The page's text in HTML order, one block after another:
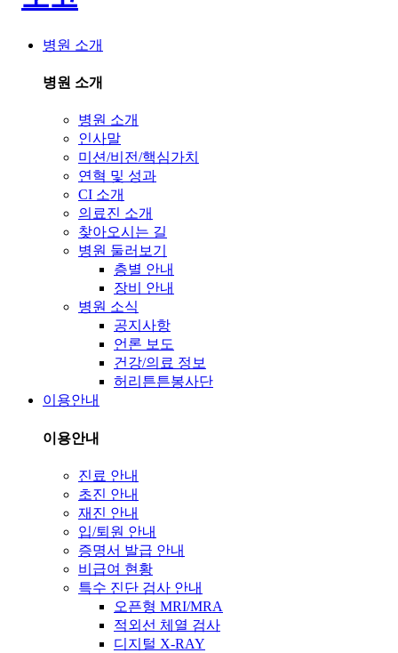
병원 소개
병원 소개
병원 소개
인사말
미션/비전/핵심가치
연혁 및 성과
CI 소개
의료진 소개
찾아오시는 길
병원 둘러보기
층별 안내
장비 안내
병원 소식
공지사항
언론 보도
건강/의료 정보
허리튼튼봉사단
이용안내
이용안내
진료 안내
초진 안내
재진 안내
입/퇴원 안내
증명서 발급 안내
비급여 현황
특수 진단 검사 안내
오픈형 MRI/MRA
적외선 체열 검사
디지털 X-RAY